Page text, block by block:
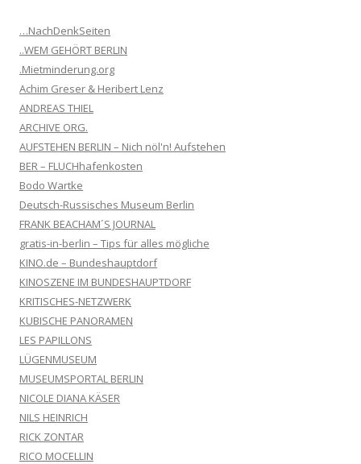
…NachDenkSeiten
..WEM GEHÖRT BERLIN
.Mietminderung.org
Achim Greser & Heribert Lenz
ANDREAS THIEL
ARCHIVE ORG.
AUFSTEHEN BERLIN – Nich nöl'n! Aufstehen
BER – FLUCHhafenkosten
Bodo Wartke
Deutsch-Russisches Museum Berlin
FRANK BEACHAM´S JOURNAL
gratis-in-berlin – Tips für alles mögliche
KINO.de – Bundeshauptdorf
KINOSZENE IM BUNDESHAUPTDORF
KRITISCHES-NETZWERK
KUBISCHE PANORAMEN
LES PAPILLONS
LÜGENMUSEUM
MUSEUMSPORTAL BERLIN
NICOLE DIANA KÄSER
NILS HEINRICH
RICK ZONTAR
RICO MOCELLIN